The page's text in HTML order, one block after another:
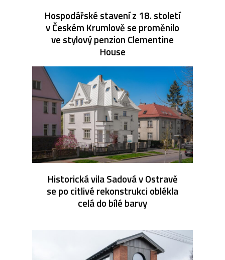
Hospodářské stavení z 18. století
v Českém Krumlově se proměnilo
ve stylový penzion Clementine
House
Historická vila Sadová v Ostravě
se po citlivé rekonstrukci oblékla
celá do bílé barvy